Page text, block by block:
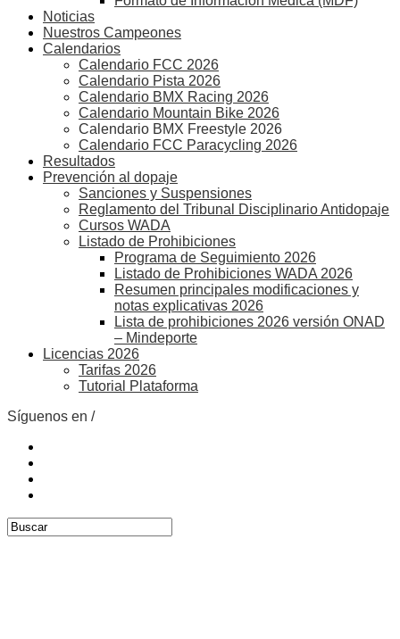
Noticias
Nuestros Campeones
Calendarios
Calendario FCC 2026
Calendario Pista 2026
Calendario BMX Racing 2026
Calendario Mountain Bike 2026
Calendario BMX Freestyle 2026
Calendario FCC Paracycling 2026
Resultados
Prevención al dopaje
Sanciones y Suspensiones
Reglamento del Tribunal Disciplinario Antidopaje
Cursos WADA
Listado de Prohibiciones
Programa de Seguimiento 2026
Listado de Prohibiciones WADA 2026
Resumen principales modificaciones y
notas explicativas 2026
Lista de prohibiciones 2026 versión ONAD
– Mindeporte
Licencias 2026
Tarifas 2026
Tutorial Plataforma
Síguenos en /